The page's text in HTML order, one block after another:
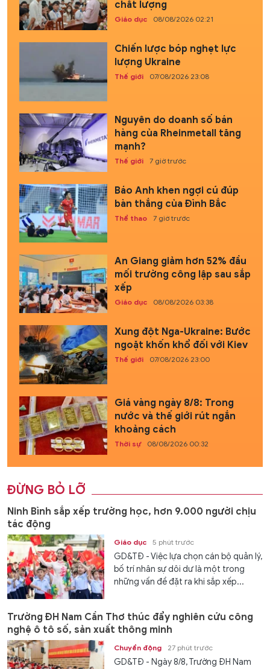
chất lượng
Giáo dục 08/08/2026 02:21
Chiến lược bóp nghẹt lực
lượng Ukraine
Thế giới 07/08/2026 23:08
Nguyên do doanh số bán
hàng của Rheinmetall tăng
mạnh?
Thế giới 7 giờ trước
Báo Anh khen ngợi cú đúp
bàn thắng của Đình Bắc
Thể thao 7 giờ trước
An Giang giảm hơn 52% đầu
mối trường công lập sau sắp
xếp
Giáo dục 08/08/2026 03:38
Xung đột Nga-Ukraine: Bước
ngoặt khốn khổ đối với Kiev
Thế giới 07/08/2026 23:00
Giá vàng ngày 8/8: Trong
nước và thế giới rút ngắn
khoảng cách
Thời sự 08/08/2026 00:32
ĐỪNG BỎ LỠ
Ninh Bình sắp xếp trường học, hơn 9.000 người chịu
tác động
Giáo dục 5 phút trước
GD&TĐ - Việc lựa chọn cán bộ quản lý,
bố trí nhân sự dôi dư là một trong
những vấn đề đặt ra khi sắp xếp...
Trường ĐH Nam Cần Thơ thúc đẩy nghiên cứu công
nghệ ô tô số, sản xuất thông minh
Chuyển động 27 phút trước
GD&TĐ - Ngày 8/8, Trường ĐH Nam